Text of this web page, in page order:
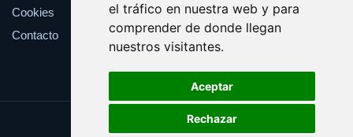
el tráfico en nuestra web y para
comprender de donde llegan
nuestros visitantes.
Aceptar
Rechazar
Cookies
Contacto
Update cookies preferences